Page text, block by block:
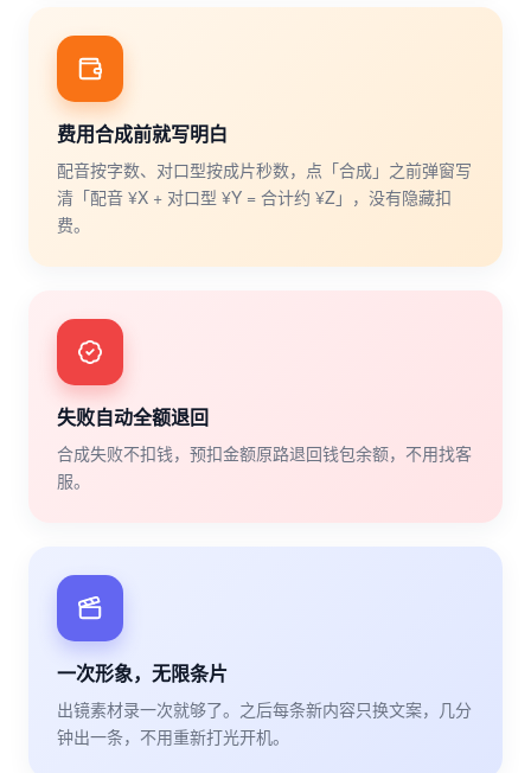
费用合成前就写明白
配音按字数、对口型按成片秒数，点「合成」之前弹窗写
清「配音 ¥X + 对口型 ¥Y = 合计约 ¥Z」，没有隐藏扣
费。
失败自动全额退回
合成失败不扣钱，预扣金额原路退回钱包余额，不用找客
服。
一次形象，无限条片
出镜素材录一次就够了。之后每条新内容只换文案，几分
钟出一条，不用重新打光开机。